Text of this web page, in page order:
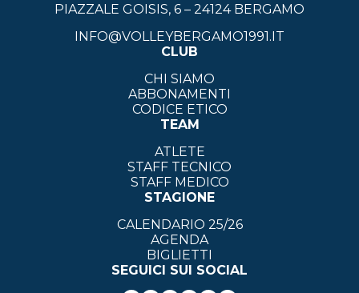
PIAZZALE GOISIS, 6 – 24124 BERGAMO
INFO@VOLLEYBERGAMO1991.IT
CLUB
CHI SIAMO
ABBONAMENTI
CODICE ETICO
TEAM
ATLETE
STAFF TECNICO
STAFF MEDICO
STAGIONE
CALENDARIO 25/26
AGENDA
BIGLIETTI
SEGUICI SUI SOCIAL